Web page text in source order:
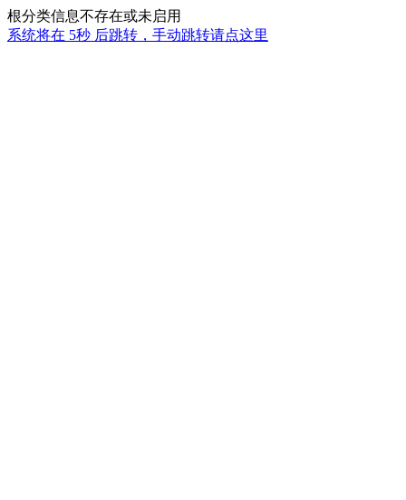
根分类信息不存在或未启用
系统将在 5秒 后跳转，手动跳转请点这里